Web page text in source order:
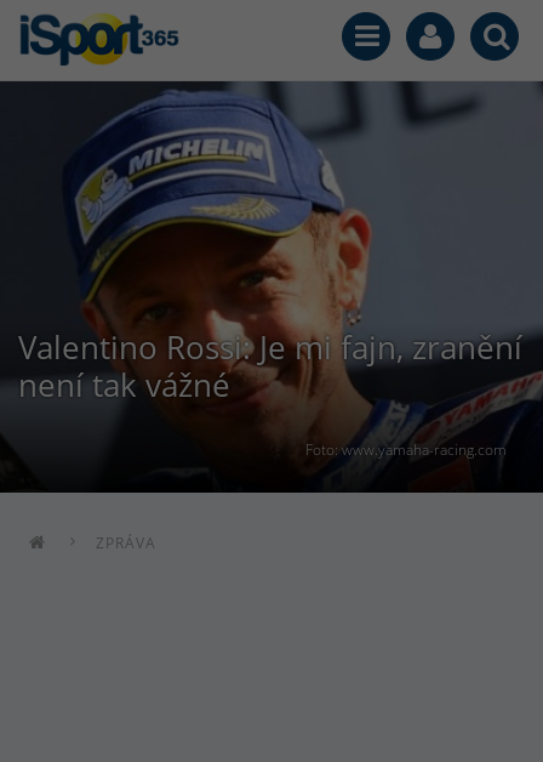
Foto: www.yamaha-racing.com
Valentino Rossi: Je mi fajn, zranění
není tak vážné
ZPRÁVA